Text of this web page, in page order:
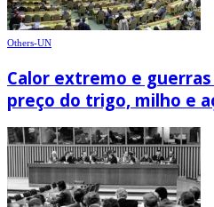
Others-UN
Calor extremo e
preço do trigo, milho e